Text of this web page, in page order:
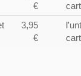
€
3,95
€